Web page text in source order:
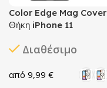
Color Edge Mag Cover
Θήκη iPhone 11
Διαθέσιμο
9,99 €